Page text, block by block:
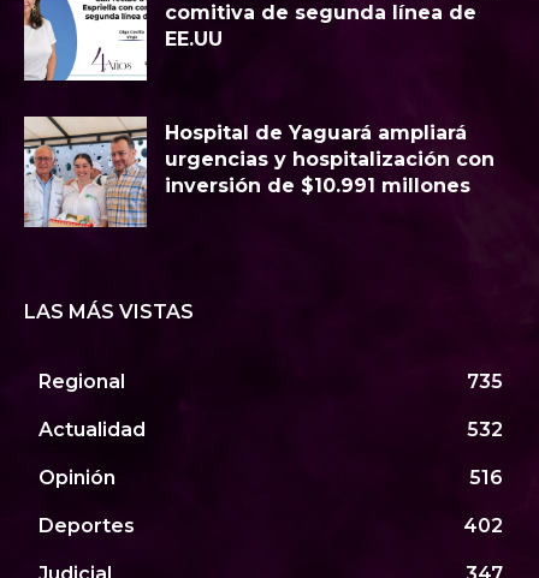
comitiva de segunda línea de
EE.UU
Hospital de Yaguará ampliará
urgencias y hospitalización con
inversión de $10.991 millones
LAS MÁS VISTAS
Regional 735
Actualidad 532
Opinión 516
Deportes 402
Judicial 347